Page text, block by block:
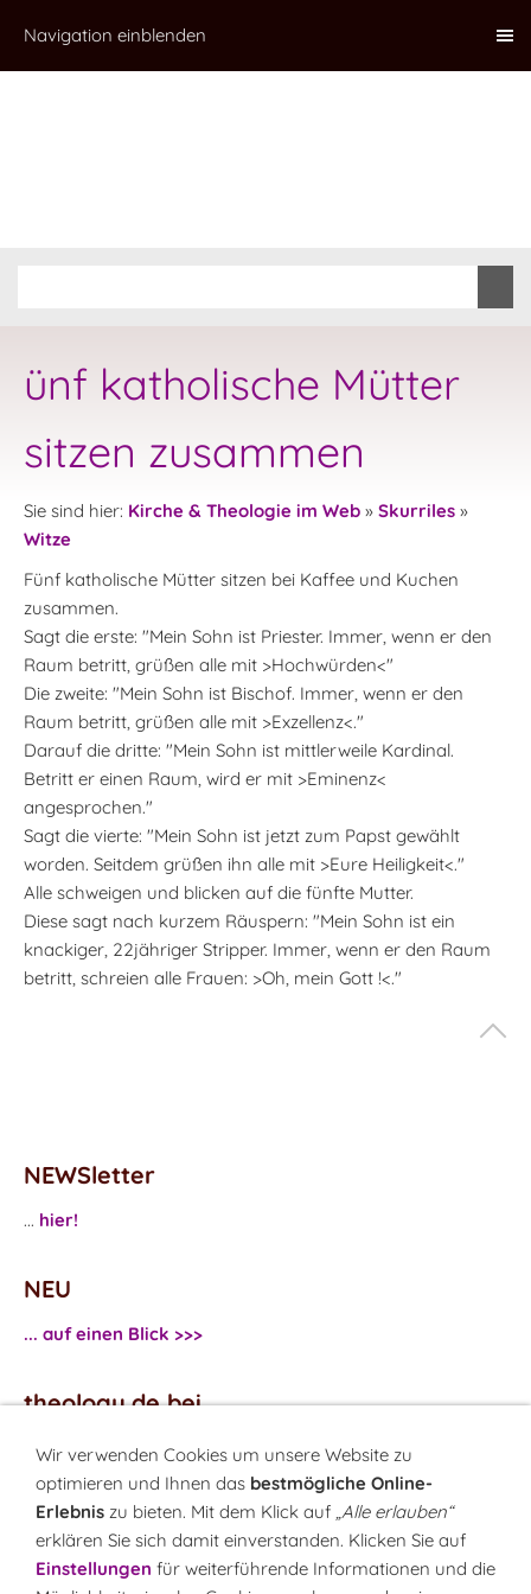
Navigation einblenden
ünf katholische Mütter
sitzen zusammen
Sie sind hier: Kirche & Theologie im Web » Skurriles »
Witze
Fünf katholische Mütter sitzen bei Kaffee und Kuchen
zusammen.
Sagt die erste: "Mein Sohn ist Priester. Immer, wenn er den
Raum betritt, grüßen alle mit >Hochwürden<"
Die zweite: "Mein Sohn ist Bischof. Immer, wenn er den
Raum betritt, grüßen alle mit >Exzellenz<."
Darauf die dritte: "Mein Sohn ist mittlerweile Kardinal.
Betritt er einen Raum, wird er mit >Eminenz<
angesprochen."
Sagt die vierte: "Mein Sohn ist jetzt zum Papst gewählt
worden. Seitdem grüßen ihn alle mit >Eure Heiligkeit<."
Alle schweigen und blicken auf die fünfte Mutter.
Diese sagt nach kurzem Räuspern: "Mein Sohn ist ein
knackiger, 22jähriger Stripper. Immer, wenn er den Raum
betritt, schreien alle Frauen: >Oh, mein Gott !<."
NEWSletter
... hier!
NEU
... auf einen Blick >>>
theology.de bei
...Facebook
...Twitter
Monatsrätsel
Wir verwenden Cookies um unsere Website zu
optimieren und Ihnen das bestmögliche Online-
Erlebnis zu bieten. Mit dem Klick auf „Alle erlauben“
erklären Sie sich damit einverstanden. Klicken Sie auf
Einstellungen für weiterführende Informationen und die